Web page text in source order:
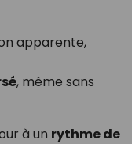
apparente,
, même sans
à un rythme de